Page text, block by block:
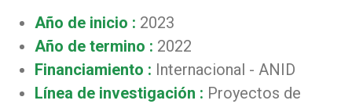
Año de inicio : 2023
Año de termino : 2022
Financiamiento : Internacional - ANID
Línea de investigación : Proyectos de